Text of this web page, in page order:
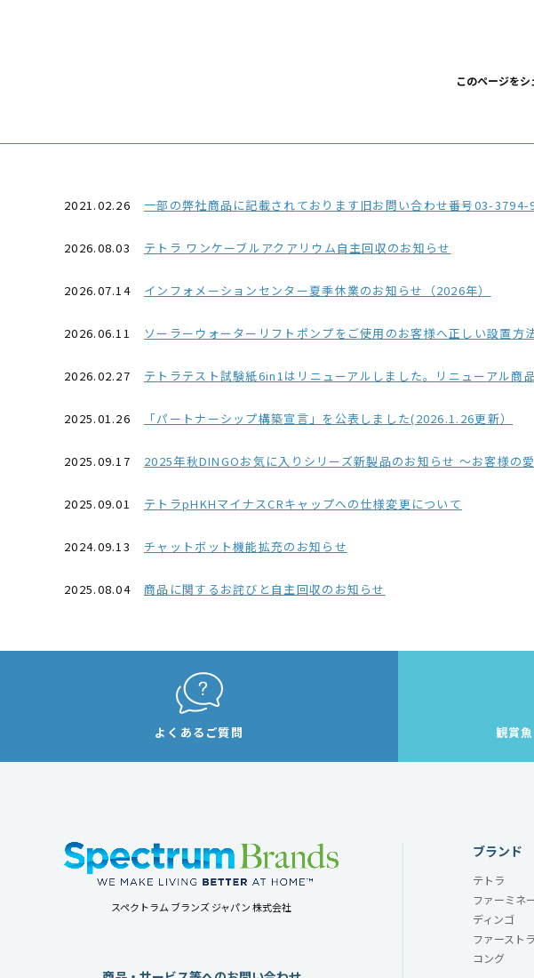
このページをシ
2021.02.26 一部の弊社商品に記載されております旧お問い合わせ番号03-3794-9977は令和3年2月末
2026.08.03 テトラ ワンケーブルアクアリウム自主回収のお知らせ
2026.07.14 インフォメーションセンター夏季休業のお知らせ（2026年）
2026.06.11 ソーラーウォーターリフトポンプをご使用のお客様へ正しい設置方
2026.02.27 テトラテスト試験紙6in1はリニューアルしました。リニューアル商
2025.01.26 「パートナーシップ構築宣言」を公表しました(2026.1.26更新）
2025.09.17 2025年秋DINGOお気に入りシリーズ新製品のお知らせ ～お客様の
2025.09.01 テトラpHKHマイナスCRキャップへの仕様変更について
2024.09.13 チャットボット機能拡充のお知らせ
2025.08.04 商品に関するお詫びと自主回収のお知らせ
よくあるご質問 観賞
スペクトラム ブランズ ジャパン 株式会社
ブランド
テトラ
ファーミネ
ディンゴ
ファースト
コング